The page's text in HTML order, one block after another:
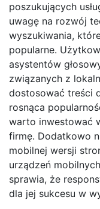
poszukujących
uwagę na rozwój
wyszukiwania,
popularne.
asystentów
związanych z
dostosować treści
rosnąca
warto inwestować
firmę. Dodatkowo
mobilnej wersji
urządzeń
sprawia, że
dla jej sukcesu w